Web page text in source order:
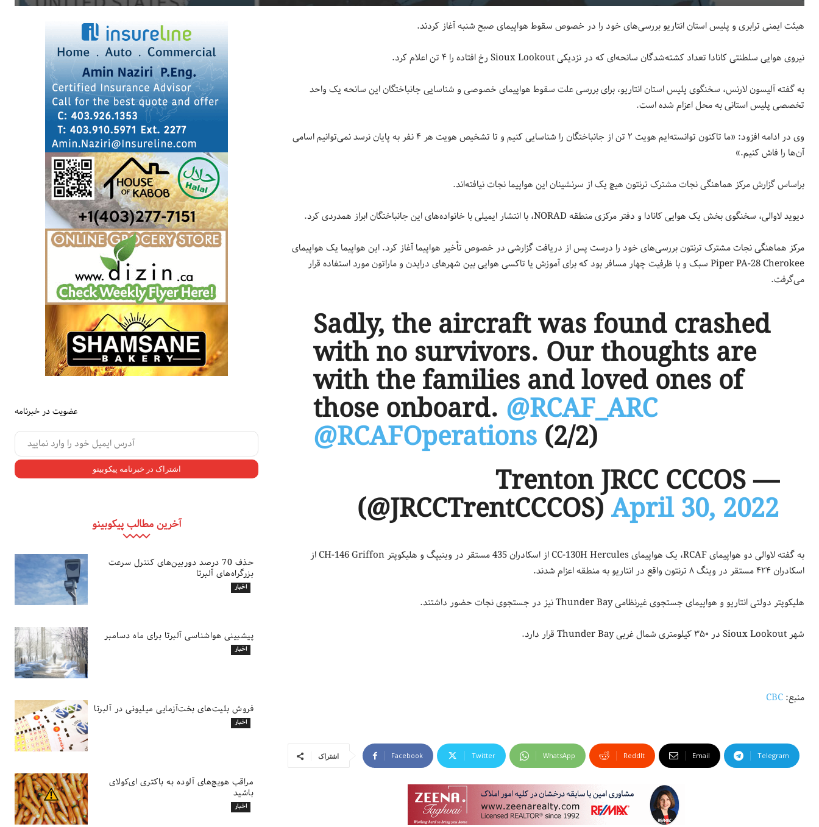
عضویت در خبرنامه
آخرین مطالب پیکوبینو
حذف 70 درصد دوربین‌های کنترل سرعت
بزرگراه‌های آلبرتا
اخبار
پیشبینی هواشناسی آلبرتا برای ماه دسامبر
اخبار
فروش بلیت‌های بخت‌آزمایی میلیونی در آلبرتا
اخبار
مراقب هویج‌های آلوده به باکتری ای‌کولای
باشید
اخبار
هیئت ایمنی ترابری و پلیس استان انتاریو بررسی‌های خود را در خصوص سقوط هواپیمای صبح شنبه آغاز کردند.
نیروی هوایی سلطنتی کانادا تعداد کشته‌شدگان سانحه‌‌ای که در نزدیکی Sioux Lookout رخ افتاده را ۴ تن اعلام کرد.
به گفته آلیسون لارنس، سخنگوی پلیس استان انتاریو، برای بررسی علت سقوط هواپیمای خصوصی و شناسایی جانباختگان این سانحه یک واحد
تخصصی پلیس استانی به محل اعزام شده است.
وی در ادامه افزود: «ما تاکنون توانسته‌ایم هویت ۲ تن از جانباختگان را شناسایی کنیم و تا تشخیص هویت هر ۴ نفر به پایان نرسد نمی‌توانیم اسامی
آن‌ها را فاش کنیم.»
براساس گزارش مرکز هماهنگی نجات مشترک ترنتون هیچ یک از سرنشینان این هواپیما نجات نیافته‌اند.
دیوید لاوالی، سخنگوی بخش یک هوایی کانادا و دفتر مرکزی منطقه NORAD، با انتشار ایمیلی با خانواده‌های این جانباختگان ابراز همدردی کرد.
مرکز هماهنگی نجات مشترک ترنتون بررسی‌های خود را درست پس از دریافت گزارشی در خصوص تأخیر هواپیما آغاز کرد. این هواپیما یک هواپیمای
Piper PA-28 Cherokee سبک و با ظرفیت چهار مسافر بود که برای آموزش یا تاکسی هوایی بین شهرهای درایدن و ماراتون مورد استفاده قرار
می‌گرفت.
Sadly, the aircraft was found crashed
with no survivors. Our thoughts are
with the families and loved ones of
those onboard. @RCAF_ARC
@RCAFOperations(2/2)
— Trenton JRCC CCCOS
(@JRCCTrentCCCOS)April 30, 2022
به گفته لاوالی دو هواپیمای RCAF، یک هواپیمای CC-130H Hercules از اسکادران 435 مستقر در وینیپگ و هلیکوپتر CH-146 Griffon از
اسکادران ۴۲۴ مستقر در وینگ ۸ ترنتون واقع در انتاریو به منطقه اعزام شدند.
هلیکوپتر دولتی انتاریو و هواپیمای جستجوی غیرنظامی Thunder Bay نیز در جستجوی نجات حضور داشتند.
شهر Sioux Lookout در ۳۵۰ کیلومتری شمال غربی Thunder Bay قرار دارد.
منبع:CBC
اشتراک Facebook Twitter WhatsApp ReddIt Email Telegram